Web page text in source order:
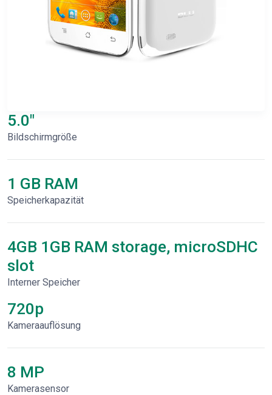
5.0"
Bildschirmgröße
1 GB RAM
Speicherkapazität
4GB 1GB RAM storage, microSDHC
slot
Interner Speicher
720p
Kameraauflösung
8 MP
Kamerasensor